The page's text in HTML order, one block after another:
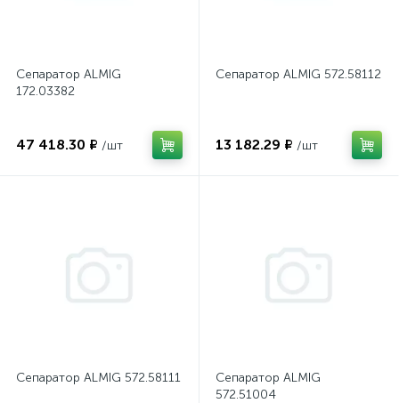
Сепаратор ALMIG
172.03382
47 418.30 ₽ /шт
Сепаратор ALMIG 572.58112
13 182.29 ₽ /шт
Сепаратор ALMIG 572.58111
Сепаратор ALMIG
572.51004